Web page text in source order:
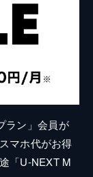
ラン」会員が
マホ代がお得
「U-NEXT M